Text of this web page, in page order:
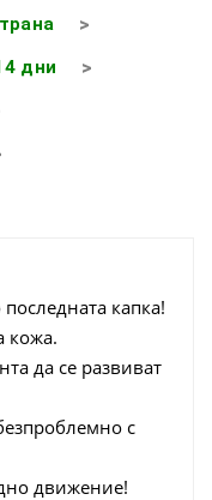
дни
капка!
кожа.
да се развиват
с
движение!